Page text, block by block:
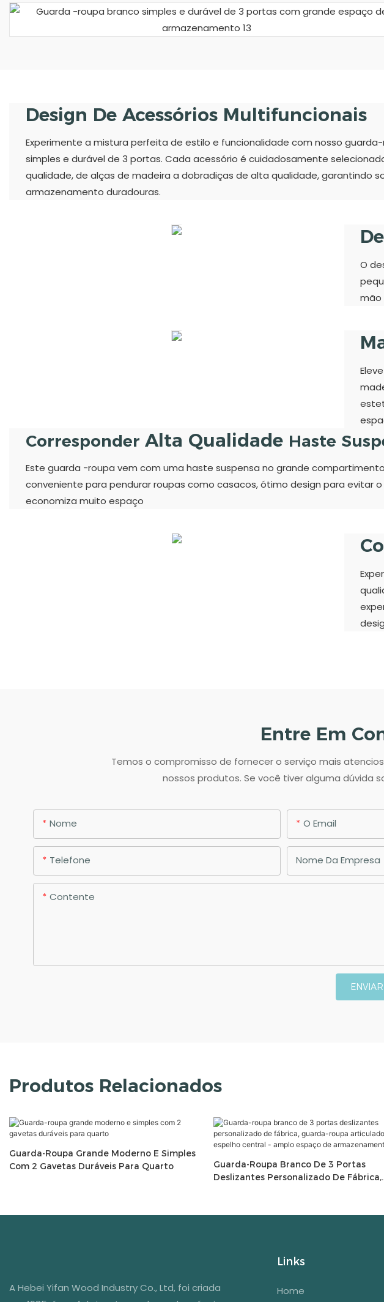
Design De Acessórios Multifuncionais
Experimente a mistura perfeita de estilo e funcionalidade com nosso
simples e durável de 3 portas. Cada acessório é cuidadosamente
qualidade, de alças de madeira a dobradiças de alta qualidade, garantindo
armazenamento duradouras.
O
mão
Corresponder Alta Qualidade Haste
Este guarda -roupa vem com uma haste suspensa no grande
conveniente para pendurar roupas como casacos, ótimo design para evitar o
economiza muito espaço
Entre Em
Temos o compromisso de fornecer o serviço mais
nossos produtos. Se você tiver alguma dúvida
Nome O Email
Telefone Nome Da Empresa
Contente
Produtos Relacionados
Guarda-Roupa Grande Moderno E Simples
Com 2 Gavetas Duráveis ​​para Quarto
Guarda-Roupa Branco De 3 Portas
Deslizantes Personalizado De Fábrica,
Armazenamento
A Hebei Yifan Wood Industry Co., Ltd, foi criada
Links
Home